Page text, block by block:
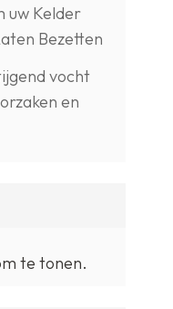
uw Kelder
Bezetten
vocht
en
te tonen.